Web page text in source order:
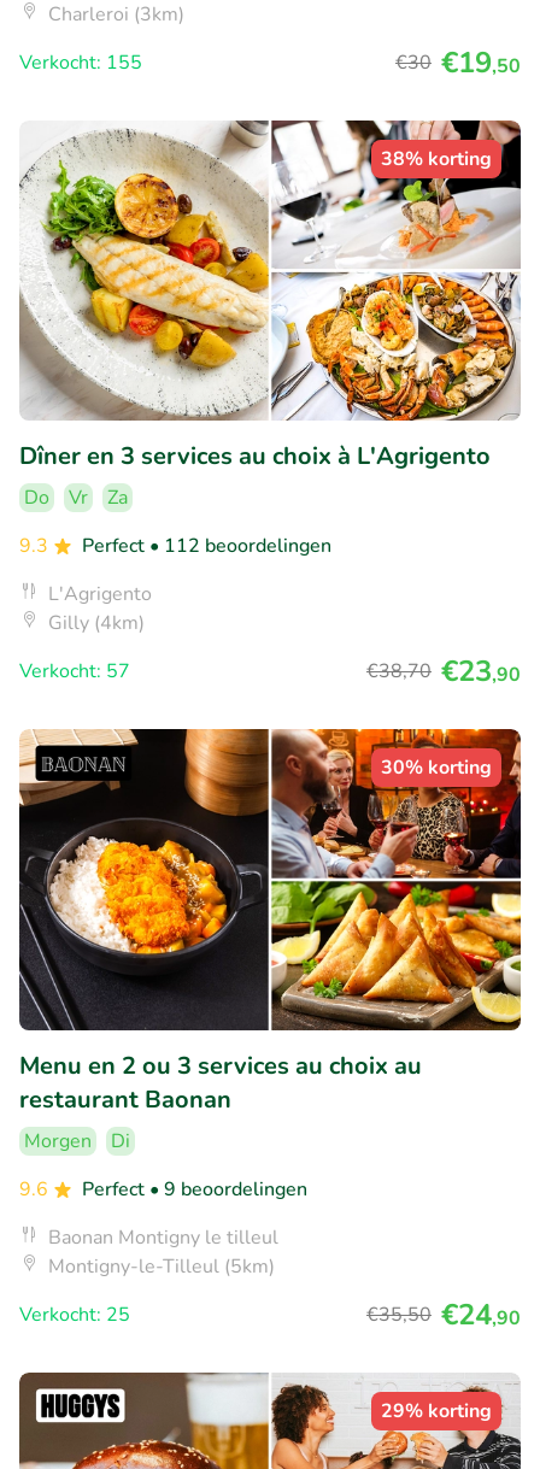
Charleroi (3km)
Verkocht: 155
€30 €19,50
38% korting
Dîner en 3 services au choix à L'Agrigento
Do Vr
Za
9.3
Perfect • 112 beoordelingen
L'Agrigento
Gilly (4km)
Verkocht: 57
€38,70 €23,90
30% korting
Menu en 2 ou 3 services au choix au
restaurant Baonan
Morgen
Di
9.6
Perfect • 9 beoordelingen
Baonan Montigny le tilleul
Montigny-le-Tilleul (5km)
Verkocht: 25
€35,50 €24,90
29% korting